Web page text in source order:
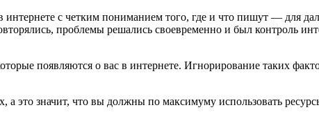
с четким пониманием того, где и что пишут — для
проблемы решались своевременно и был контроль
появляются о вас в интернете. Игнорирование таких
это значит, что вы должны по максимуму использовать